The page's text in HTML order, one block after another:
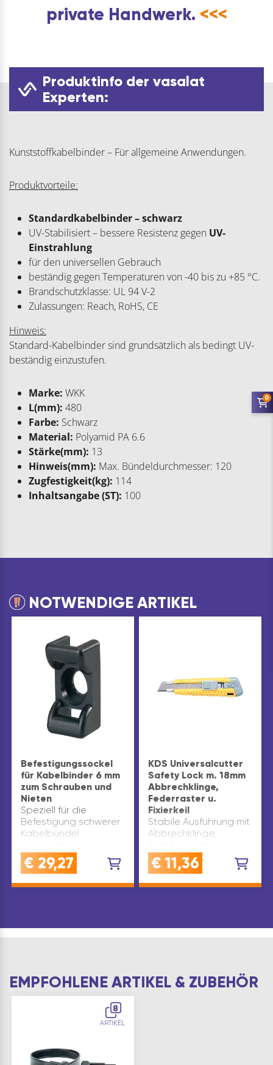
private Handwerk. <<<
Produktinfo der vasalat
Experten:
Kunststoffkabelbinder – Für allgemeine Anwendungen.
Produktvorteile:
Standardkabelbinder – schwarz
UV-Stabilisiert – bessere Resistenz gegen UV-
Einstrahlung
für den universellen Gebrauch
beständig gegen Temperaturen von -40 bis zu +85 °C.
Brandschutzklasse: UL 94 V-2
Zulassungen: Reach, RoHS, CE
Hinweis:
Standard-Kabelbinder sind grundsätzlich als bedingt UV-
beständig einzustufen.
Marke: WKK
L(mm): 480
Farbe: Schwarz
Material: Polyamid PA 6.6
Stärke(mm): 13
Hinweis(mm): Max. Bündeldurchmesser: 120
Zugfestigkeit(kg): 114
Inhaltsangabe (ST): 100
NOTWENDIGE ARTIKEL
Befestigungssockel
für Kabelbinder 6 mm
zum Schrauben und
Nieten
Speziell für die
Befestigung schwerer
Kabelbündel
diese
Befestigungssockel in
der Landwirtschaft bis
bieten eine sehr…
€ 29,27
KDS Universalcutter
Safety Lock m. 18mm
Abbrechklinge,
Federraster u.
Fixierkeil
Stabile Ausführung mit
Abbrechklinge,
Federraster und
Fixierkeil. Lieferung inkl.
Klingenbreite(mm): 18
(ST): 1
€ 11,36
EMPFOHLENE ARTIKEL & ZUBEHÖR
8
ARTIKEL
0